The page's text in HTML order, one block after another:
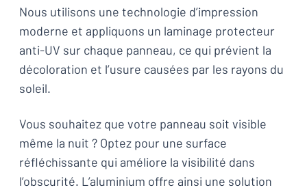
Nous utilisons une technologie d’impression
moderne et appliquons un laminage protecteur
anti-UV sur chaque panneau, ce qui prévient la
décoloration et l’usure causées par les rayons du
soleil.
Vous souhaitez que votre panneau soit visible
même la nuit ? Optez pour une surface
réfléchissante qui améliore la visibilité dans
l’obscurité. L’aluminium offre ainsi une solution